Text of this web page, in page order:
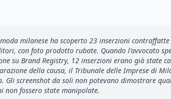
milanese ha scoperto 23 inserzioni
con foto prodotto rubate. Quando l'avvocato
su Brand Registry, 12 inserzioni erano già state
della causa, il Tribunale delle Imprese di
Gli screenshot da soli non potevano dimostrare
non fossero state manipolate.